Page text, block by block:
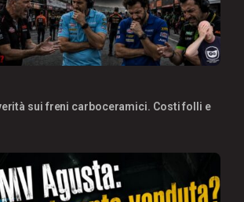
sui freni carboceramici. Costi folli e